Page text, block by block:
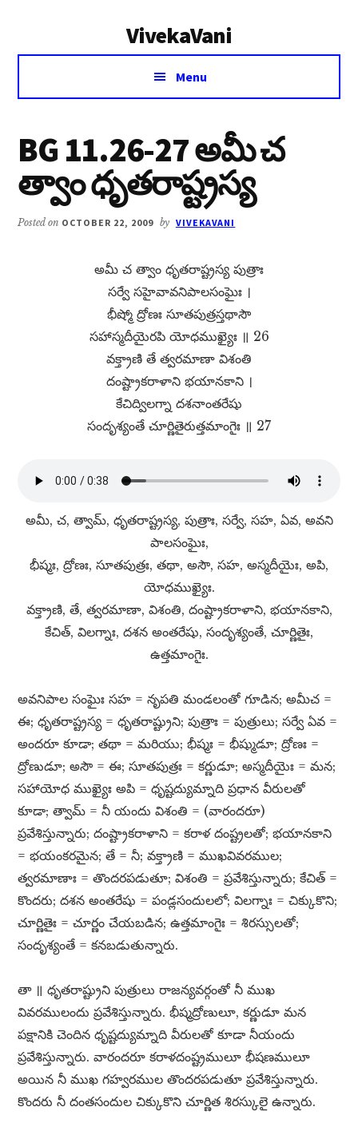
VivekaVani
Voice
Vivekananda
Menu
BG 11.26-27 అమీ చ
త్వాం ధృతరాష్ట్రస్య
Posted on OCTOBER 22, 2009 by VIVEKAVANI
అమీ చ త్వాం ధృతరాష్ట్రస్య పుత్రాః
సర్వే సహైవావనిపాలసంఘైః ।
భీష్మో ద్రోణః సూతపుత్రస్తథాసౌ
సహాస్మదీయైరపి యోధముఖ్యైః ॥ 26
వక్త్రాణి తే త్వరమాణా విశంతి
దంష్ట్రాకరాళాని భయానకాని ।
కేచిద్విలగ్నా దశనాంతరేషు
సందృశ్యంతే చూర్ణితైరుత్తమాంగైః ॥ 27
అమీ, చ, త్వామ్​, ధృతరాష్ట్రస్య, పుత్రాః, సర్వే, సహ, ఏవ, అవని
పాలసంఘైః,
భీష్మః, ద్రోణః, సూతపుత్రః, తథా, అసౌ, సహ, అస్మదీయైః, అపి,
యోధముఖ్యైః.
వక్త్రాణి, తే, త్వరమాణా, విశంతి, దంష్ట్రాకరాళాని, భయానకాని,
కేచిత్​, విలగ్నాః, దశన అంతరేషు, సందృశ్యంతే, చూర్ణితైః,
ఉత్తమాంగైః.
అవనిపాల సంఘైః సహ = నృపతి మండలంతో గూడిన; అమీచ =
ఈ; ధృతరాష్ట్రస్య = ధృతరాష్ట్రుని; పుత్రాః = పుత్రులు; సర్వే ఏవ =
అందరూ కూడా; తథా = మరియు; భీష్మః = భీష్ముడూ; ద్రోణః =
ద్రోణుడూ; అసౌ = ఈ; సూతపుత్రః = కర్ణుడూ; అస్మదీయైః = మన;
సహాయోధ ముఖ్యైః అపి = ధృష్టద్యుమ్నాది ప్రధాన వీరులతో
కూడా; త్వామ్​ = నీ యందు విశంతి = (వారందరూ)
ప్రవేశిస్తున్నారు; దంష్ట్రాకరాళాని = కరాళ దంష్ట్రలతో; భయానకాని
= భయంకరమైన; తే = నీ; వక్త్రాణి = ముఖవివరముల;
త్వరమాణాః = తొందరపడుతూ; విశంతి = ప్రవేశిస్తున్నారు; కేచిత్​ =
కొందరు; దశన అంతరేషు = పండ్లసందులలో; విలగ్నాః = చిక్కుకొని;
చూర్ణితైః = చూర్ణం చేయబడిన; ఉత్తమాంగైః = శిరస్సులతో;
సందృశ్యంతే = కనబడుతున్నారు.
తా ॥ ధృతరాష్ట్రుని పుత్రులు రాజన్యవర్గంతో నీ ముఖ
వివరములందు ప్రవేశిస్తున్నారు. భీష్మద్రోణులూ, కర్ణుడూ మన
పక్షానికి చెందిన ధృష్టద్యుమ్నాది వీరులతో కూడా నీయందు
ప్రవేశిస్తున్నారు. వారందరూ కరాళదంష్ట్రములూ భీషణములూ
అయిన నీ ముఖ గహ్వరముల తొందరపడుతూ ప్రవేశిస్తున్నారు.
కొందరు నీ దంతసందుల చిక్కుకొని చూర్ణిత శిరస్కులై ఉన్నారు.